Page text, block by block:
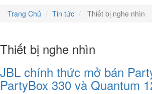
Trang Chủ
Tin tức Thiết bị nghe nhìn
Thiết bị nghe nhìn
JBL chính thức mở bán
PartyBox 330 và Quantum